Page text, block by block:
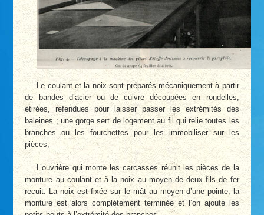
Le coulant et la noix sont préparés mécaniquement à partir
de bandes d’acier ou de cuivre découpées en rondelles,
étirées, refendues pour laisser passer les extrémités des
baleines ; une gorge sert de logement au fil qui relie toutes les
branches ou les fourchettes pour les immobiliser sur les
pièces,
L’ouvrière qui monte les carcasses réunit les pièces de la
monture au coulant et à la noix au moyen de deux fils de fer
recuit. La noix est fixée sur le mât au moyen d’une pointe, la
monture est alors complètement terminée et l’on ajoute les